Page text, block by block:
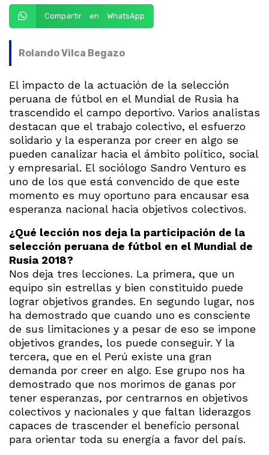
Compartir en WhatsApp
Rolando Vilca Begazo
El impacto de la actuación de la selección
peruana de fútbol en el Mundial de Rusia ha
trascendido el campo deportivo. Varios analistas
destacan que el trabajo colectivo, el esfuerzo
solidario y la esperanza por creer en algo se
pueden canalizar hacia el ámbito político, social
y empresarial. El sociólogo Sandro Venturo es
uno de los que está convencido de que este
momento es muy oportuno para encausar esa
esperanza nacional hacia objetivos colectivos.
¿Qué lección nos deja la participación de la
selección peruana de fútbol en el Mundial de
Rusia 2018?
Nos deja tres lecciones. La primera, que un
equipo sin estrellas y bien constituido puede
lograr objetivos grandes. En segundo lugar, nos
ha demostrado que cuando uno es consciente
de sus limitaciones y a pesar de eso se impone
objetivos grandes, los puede conseguir. Y la
tercera, que en el Perú existe una gran
demanda por creer en algo. Ese grupo nos ha
demostrado que nos morimos de ganas por
tener esperanzas, por centrarnos en objetivos
colectivos y nacionales y que faltan liderazgos
capaces de trascender el beneficio personal
para orientar toda su energía a favor del país.